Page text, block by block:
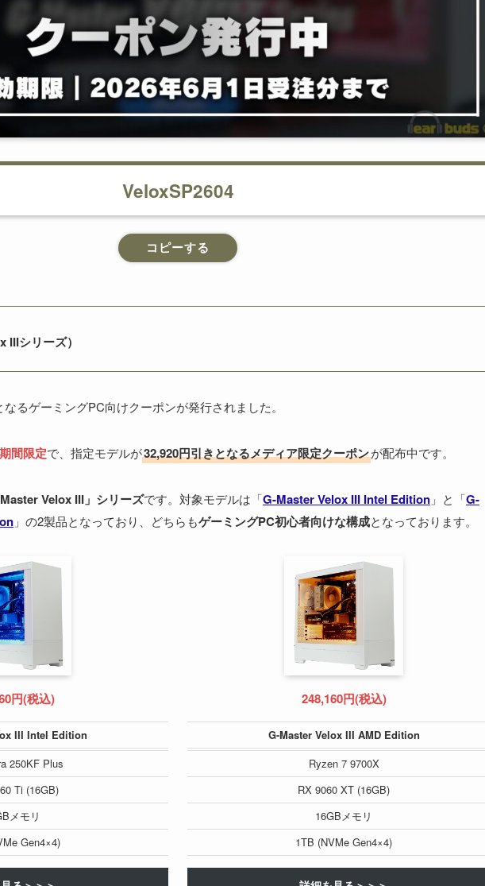
VeloxSP2604
コピーする
IIIシリーズ）
なるゲーミングPC向けクーポンが発行されました。
間限定で、指定モデルが32,920円引きとなるメディア限定クーポンが配布中です。
Master Velox III」シリーズです。対象モデルは「G-Master Velox III Intel Edition 」と「G-
」の2製品となっており、どちらもゲーミングPC初心者向けな構成となっております。
円(税込)
III Intel Edition
250KF Plus
Ti (16GB)
メモリ
Gen4×4)
248,160円(税込)
G-Master Velox III AMD Edition
Ryzen 7 9700X
RX 9060 XT (16GB)
16GBメモリ
1TB (NVMe Gen4×4)